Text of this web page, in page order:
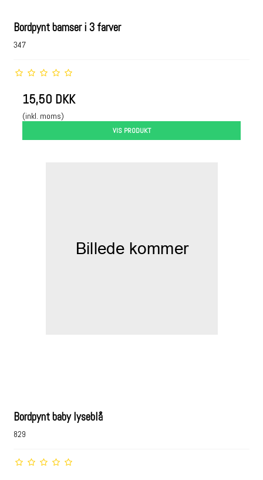
Bordpynt bamser i 3 farver
347
15,50 DKK
(inkl. moms)
VIS PRODUKT
Bordpynt baby lyseblå
829